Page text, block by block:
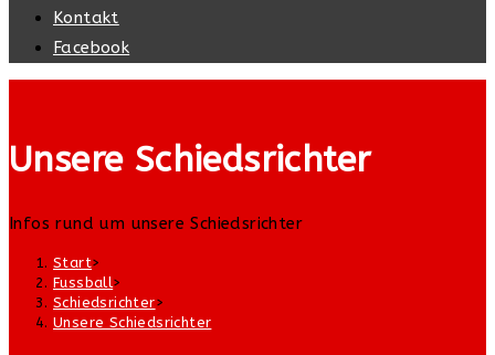
Kontakt
Facebook
Unsere Schiedsrichter
Infos rund um unsere Schiedsrichter
Start>
Fussball>
Schiedsrichter>
Unsere Schiedsrichter